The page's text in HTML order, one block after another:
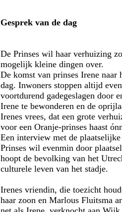
Gesprek van de dag
De Prinses wil haar verhuizing
mogelijk kleine dingen over.
De komst van prinses Irene naar
dag. Inwoners stoppen altijd
voortdurend gadegeslagen door
Irene te bewonderen en de
Irenes vrees, dat een grote
voor een Oranje-prinses haast
Een interview met de
Prinses wil evenmin door
hoopt de bevolking van het
culturele leven van het stadje.
Irenes vriendin, die toezicht
haar zoon en Marlous Fluitsma